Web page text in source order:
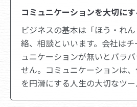
コミュニケーションを大切に
ビジネスの基本は「ほう・れ
絡、相談といいます。会社は
ュニケーションが無いとバラ
せん。コミュニケーションは
を円滑にする人生の大切なツー